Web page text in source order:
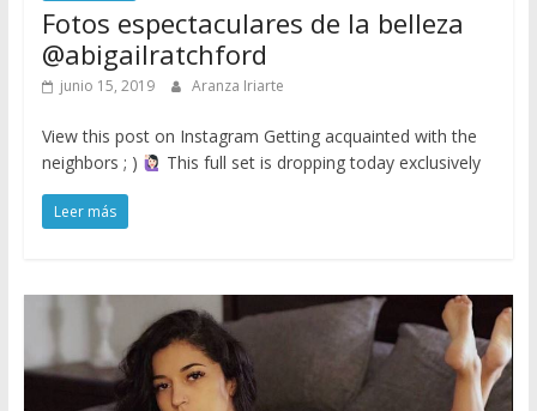
Fotos espectaculares de la belleza
@abigailratchford
junio 15, 2019 Aranza Iriarte
View this post on Instagram Getting acquainted with the
neighbors ; )
This full set is dropping today exclusively
Leer más